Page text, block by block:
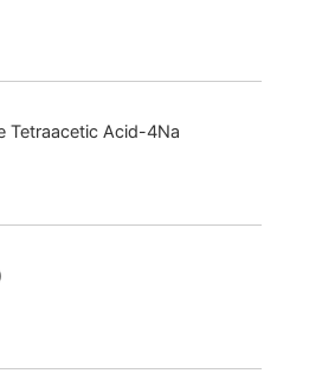
Tetraacetic Acid-4Na